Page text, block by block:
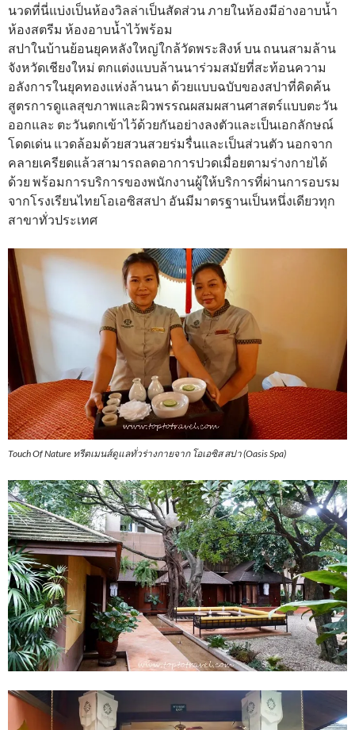
นวดที่นี่แบ่งเป็นห้องวิลล่าเป็นสัดส่วน ภายในห้องมีอ่างอาบน้ำ
ห้องสตรีม ห้องอาบน้ำไว้พร้อม
สปาในบ้านย้อนยุคหลังใหญ่ใกล้วัดพระสิงห์ บน ถนนสามล้าน
จังหวัดเชียงใหม่ ตกแต่งแบบล้านนาร่วมสมัยที่สะท้อนความ
อลังการในยุคทองแห่งล้านนา ด้วยแบบฉบับของสปาที่คิดค้น
สูตรการดูแลสุขภาพและผิวพรรณผสมผสานศาสตร์แบบตะวัน
ออกและ ตะวันตกเข้าไว้ด้วยกันอย่างลงตัวและเป็นเอกลักษณ์
โดดเด่น แวดล้อมด้วยสวนสวยร่มรื่นและเป็นส่วนตัว นอกจาก
คลายเครียดแล้วสามารถลดอาการปวดเมื่อยตามร่างกายได้
ด้วย พร้อมการบริการของพนักงานผู้ให้บริการที่ผ่านการอบรม
จากโรงเรียนไทยโอเอซิสสปา อันมีมาตรฐานเป็นหนึ่งเดียวทุก
สาขาทั่วประเทศ
Touch Of Nature ทรีตเมนส์ดูแลทั่วร่างกายจาก โอเอซิส สปา (Oasis Spa)